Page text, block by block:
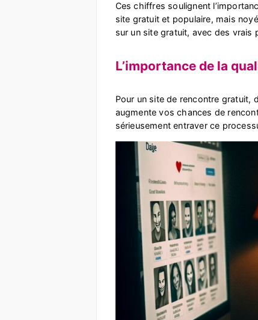
Ces chiffres soulignent
site gratuit et populaire, mais
sur un site gratuit, avec des vrais
L’importance de la
Pour un site de rencontre gratuit,
augmente vos chances de
sérieusement entraver ce